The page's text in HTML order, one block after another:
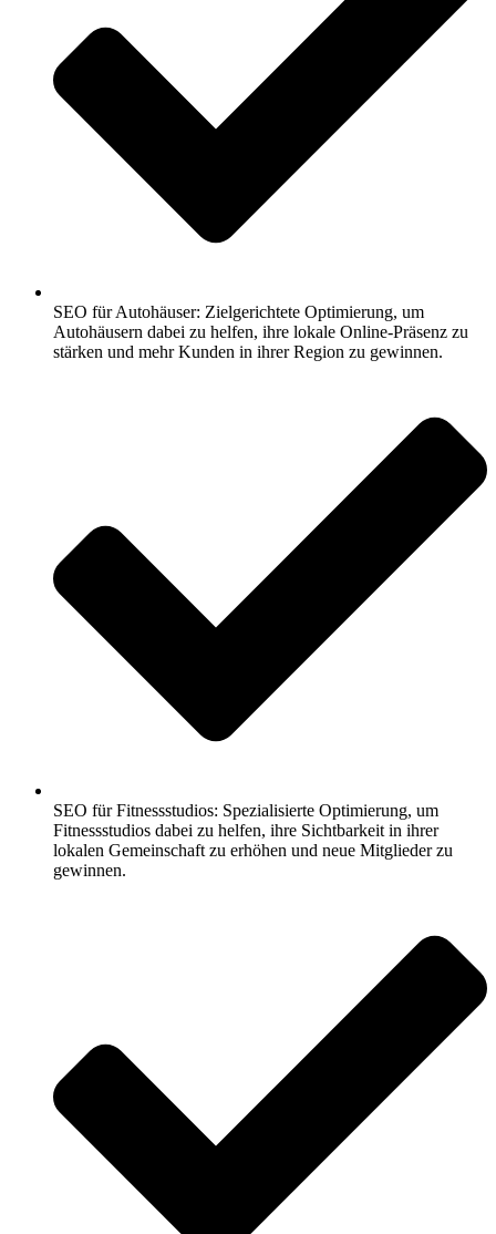
SEO für Autohäuser: Zielgerichtete Optimierung, um
Autohäusern dabei zu helfen, ihre lokale Online-Präsenz zu
stärken und mehr Kunden in ihrer Region zu gewinnen.
SEO für Fitnessstudios: Spezialisierte Optimierung, um
Fitnessstudios dabei zu helfen, ihre Sichtbarkeit in ihrer
lokalen Gemeinschaft zu erhöhen und neue Mitglieder zu
gewinnen.